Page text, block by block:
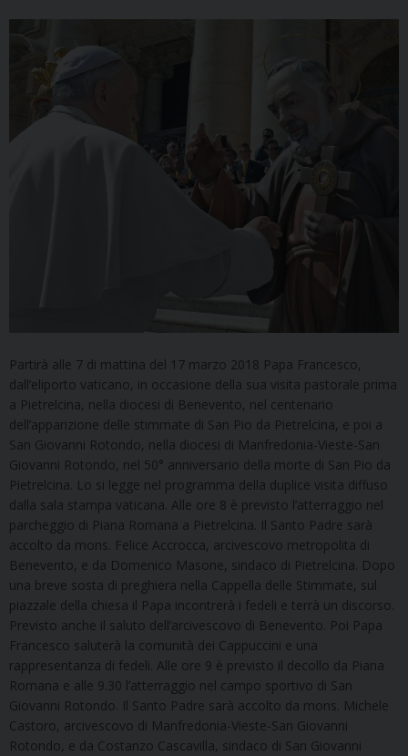
Partirà alle 7 di mattina del 17 marzo 2018 Papa Francesco,
dall’eliporto vaticano, in occasione della sua visita pastorale prima
a Pietrelcina, nella diocesi di Benevento, nel centenario
dell’apparizione delle stimmate di San Pio da Pietrelcina, e poi a
San Giovanni Rotondo, nella diocesi di Manfredonia-Vieste-San
Giovanni Rotondo, nel 50° anniversario della morte di San Pio da
Pietrelcina. Lo si legge nel programma della duplice visita diffuso
dalla sala stampa vaticana. Alle ore 8 è previsto l’atterraggio nel
parcheggio di Piana Romana a Pietrelcina. Il Santo Padre sarà
accolto da mons. Felice Accrocca, arcivescovo metropolita di
Benevento, e da Domenico Masone, sindaco di Pietrelcina. Dopo
una breve sosta di preghiera nella Cappella delle Stimmate, sul
piazzale della chiesa il Papa incontrerà i fedeli e terrà un discorso.
Previsto anche il saluto dell’arcivescovo di Benevento. Poi Papa
Francesco saluterà la comunità dei Cappuccini e una
rappresentanza di fedeli. Alle ore 9 è previsto il decollo da Piana
Romana e alle 9.30 l’atterraggio nel campo sportivo di San
Giovanni Rotondo. Il Santo Padre sarà accolto da mons. Michele
Castoro, arcivescovo di Manfredonia-Vieste-San Giovanni
Rotondo, e da Costanzo Cascavilla, sindaco di San Giovanni